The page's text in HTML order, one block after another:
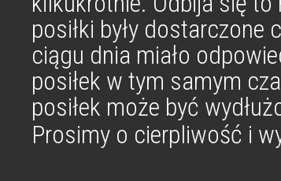
posiłki były
ciągu dnia miało
posiłek w tym samym
posiłek może być
Prosimy o cierpliwość i